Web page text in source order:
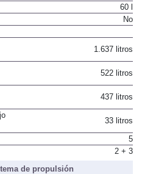
60 l
No
1.637 litros
522 litros
437 litros
33 litros
5
2 + 3
de propulsión